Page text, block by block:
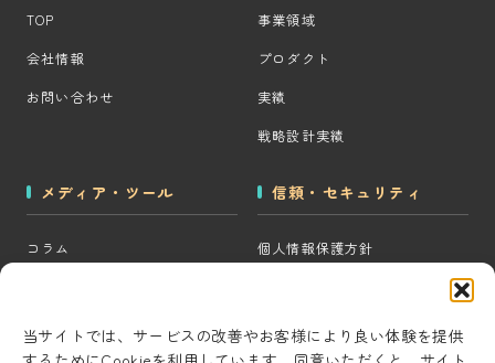
当サイトでは、サービスの改善やお客様により良い体験を提供
TOP
会社情報
お問い合わせ
事業領域
プロダクト
実績
戦略設計実績
メディア・ツール
コラム
CRM・MAツール選定診断
信頼・セキュリティ
個人情報保護方針
コンテンツ制作方針